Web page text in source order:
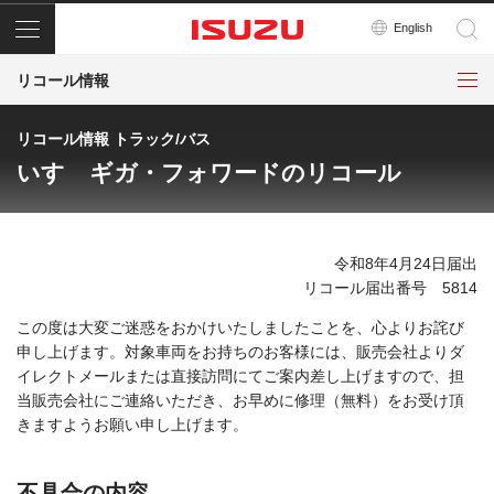
English
リコール情報
リコール情報 トラック/バス
いすゞギガ・フォワードのリコール
令和8年4月24日届出
リコール届出番号 5814
この度は大変ご迷惑をおかけいたしましたことを、心よりお詫び
申し上げます。対象車両をお持ちのお客様には、販売会社よりダ
イレクトメールまたは直接訪問にてご案内差し上げますので、担
当販売会社にご連絡いただき、お早めに修理（無料）をお受け頂
きますようお願い申し上げます。